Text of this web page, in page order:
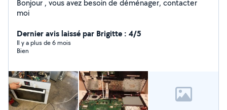
Bonjour , vous avez besoin de déménager, contacter
moi
Dernier avis laissé par Brigitte : 4/5
Il y a plus de 6 mois
Bien